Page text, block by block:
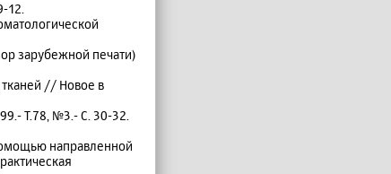
12.
зарубежной печати)
// Новое в
Т.78, №3.- С. 30-32.
направленной